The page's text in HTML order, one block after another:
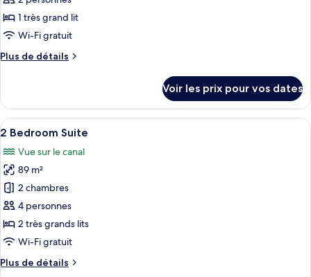
ce
type
chambre :
chambre
1 très grand lit
Wi-Fi gratuit
Plus de détails
Plus
le
type
de
Suite,
chambre
Voir les prix pour vos dates
Afficher
toutes
les
photos
pour
ce
type
de
chambre :
2
Une chambre d’hôtel dotée d’un
9
2 Bedroom Suite
Vue sur le canal
89 m²
2 chambres
4 personnes
2 très grands lits
Wi-Fi gratuit
Plus de détails
Plus